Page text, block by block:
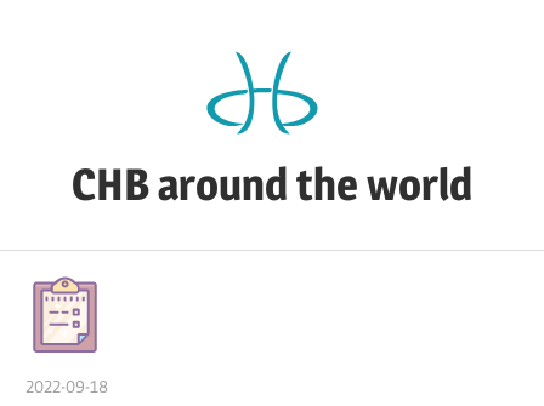
CHB around the world
2022-09-18